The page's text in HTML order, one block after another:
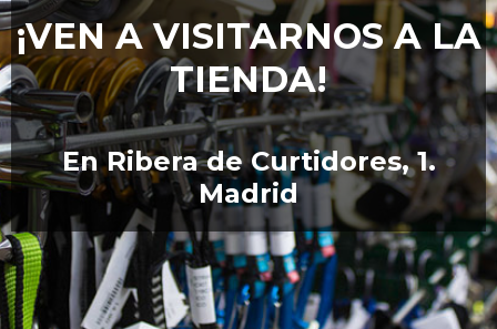
¡VEN A VISITARNOS A LA
TIENDA!
En Ribera de Curtidores, 1.
Madrid